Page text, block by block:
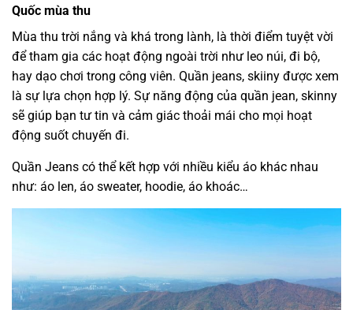
Quốc mùa thu
Mùa thu trời nắng và khá trong lành, là thời điểm tuyệt vời
để tham gia các hoạt động ngoài trời như leo núi, đi bộ,
hay dạo chơi trong công viên. Quần jeans, skiiny được xem
là sự lựa chọn hợp lý. Sự năng động của quần jean, skinny
sẽ giúp bạn tư tin và cảm giác thoải mái cho mọi hoạt
động suốt chuyến đi.
Quần Jeans có thể kết hợp với nhiều kiểu áo khác nhau
như: áo len, áo sweater, hoodie, áo khoác…